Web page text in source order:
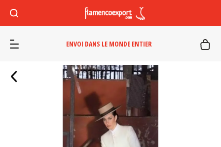
ENVOI DANS LE MONDE ENTIER